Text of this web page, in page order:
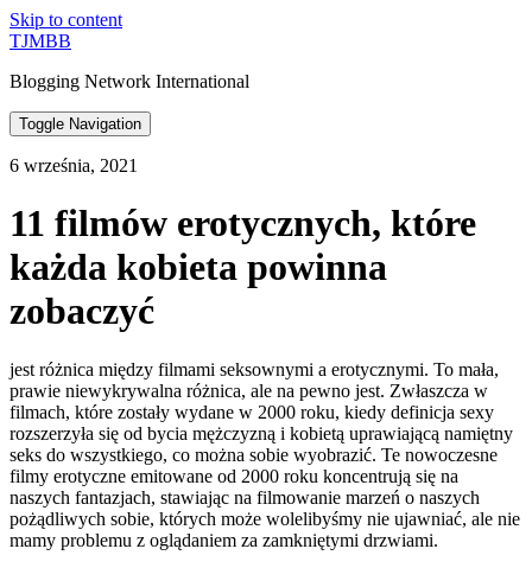
Skip to content
TJMBB
Blogging Network International
Toggle Navigation
6 września, 2021
11 filmów erotycznych, które
każda kobieta powinna
zobaczyć
jest różnica między filmami seksownymi a erotycznymi. To mała,
prawie niewykrywalna różnica, ale na pewno jest. Zwłaszcza w
filmach, które zostały wydane w 2000 roku, kiedy definicja sexy
rozszerzyła się od bycia mężczyzną i kobietą uprawiającą namiętny
seks do wszystkiego, co można sobie wyobrazić. Te nowoczesne
filmy erotyczne emitowane od 2000 roku koncentrują się na
naszych fantazjach, stawiając na filmowanie marzeń o naszych
pożądliwych sobie, których może wolelibyśmy nie ujawniać, ale nie
mamy problemu z oglądaniem za zamkniętymi drzwiami.